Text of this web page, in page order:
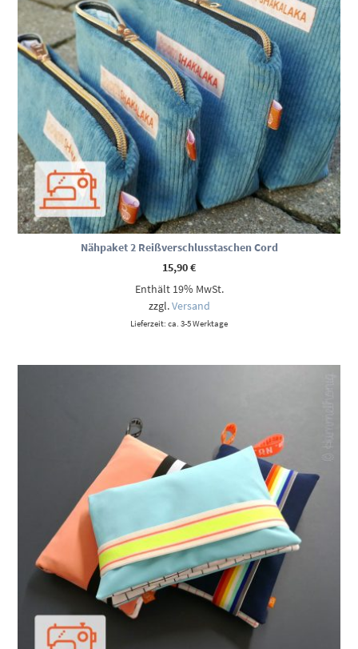
Nähpaket 2 Reißverschlusstaschen Cord
15,90€
Enthält 19% MwSt.
zzgl.Versand
Lieferzeit: ca. 3-5 Werktage